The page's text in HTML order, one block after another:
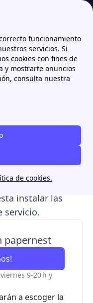
funcionamiento
servicios. Si
cookies con fines de
y mostrarte anuncios
consulta nuestra
de cookies.
Instalación de placas solares con Smart Solar de Iberdrola
Solar de
, un servicio
que
debatería
instalar las
servicio.
papernest
9-20 h y
a escoger la